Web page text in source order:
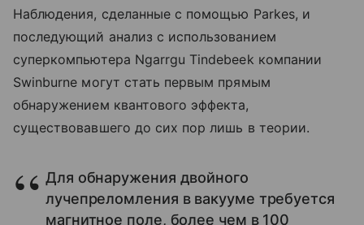
Наблюдения, сделанные с помощью Parkes, и
последующий анализ с использованием
суперкомпьютера Ngarrgu Tindebeek компании
Swinburne могут стать первым прямым
обнаружением квантового эффекта,
существовавшего до сих пор лишь в теории.
Для обнаружения двойного
лучепреломления в вакууме требуется
магнитное поле, более чем в 100